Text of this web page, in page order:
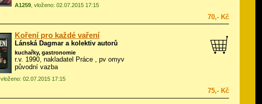
A1259 , vloženo: 02.07.2015 17:15
70,- Kč
Koření pro každé vaření
Lánská Dagmar a kolektiv autorů
kuchařky, gastronomie
r.v. 1990, nakladatel Práce , pv omyv
původní vazba
, vloženo: 02.07.2015 17:15
75,- Kč